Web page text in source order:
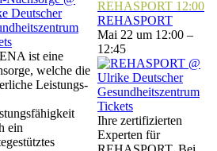
ist eine
welche die
Leistungs-
ein
REHASPORT 12:00
REHASPORT
Mai 22 um 12:00 –
12:45
Tickets
Ihre zertifizierten
Experten für